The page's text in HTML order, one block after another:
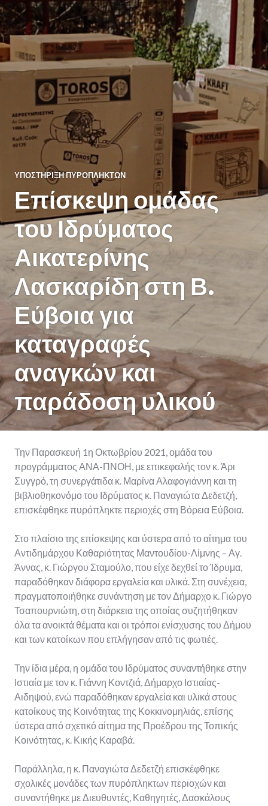
ΥΠΟΣΤΉΡΙΞΗ ΠΥΡΌΠΛΗΚΤΩΝ
Επίσκεψη ομάδας
του Ιδρύματος
Αικατερίνης
Λασκαρίδη στη Β.
Εύβοια για
καταγραφές
αναγκών και
παράδοση υλικού
Την Παρασκευή 1η Οκτωβρίου 2021, ομάδα του
προγράμματος ΑΝΑ-ΠΝΟΗ, με επικεφαλής τον κ. Άρι
Συγγρό, τη συνεργάτιδα κ. Μαρίνα Αλαφογιάννη και τη
βιβλιοθηκονόμο του Ιδρύματος κ. Παναγιώτα Δεδετζή,
επισκέφθηκε πυρόπληκτε περιοχές στη Βόρεια Εύβοια.
Στο πλαίσιο της επίσκεψης και ύστερα από το αίτημα του
Αντιδημάρχου Καθαριότητας Μαντουδίου-Λίμνης – Αγ.
Άννας, κ. Γιώργου Σταμούλο, που είχε δεχθεί το Ίδρυμα,
παραδόθηκαν διάφορα εργαλεία και υλικά. Στη συνέχεια,
πραγματοποιήθηκε συνάντηση με τον Δήμαρχο κ. Γιώργο
Τσαπουρνιώτη, στη διάρκεια της οποίας συζητήθηκαν
όλα τα ανοικτά θέματα και οι τρόποι ενίσχυσης του Δήμου
και των κατοίκων που επλήγησαν από τις φωτιές.
Την ίδια μέρα, η ομάδα του Ιδρύματος συναντήθηκε στην
Ιστιαία με τον κ. Γιάννη Κοντζιά, Δήμαρχο Ιστιαίας-
Αιδηψού, ενώ παραδόθηκαν εργαλεία και υλικά στους
κατοίκους της Κοινότητας της Κοκκινομηλιάς, επίσης
ύστερα από σχετικό αίτημα της Προέδρου της Τοπικής
Κοινότητας, κ. Κικής Καραβά.
Παράλληλα, η κ. Παναγιώτα Δεδετζή επισκέφθηκε
σχολικές μονάδες των πυρόπληκτων περιοχών και
συναντήθηκε με Διευθυντές, Καθηγητές, Δασκάλους